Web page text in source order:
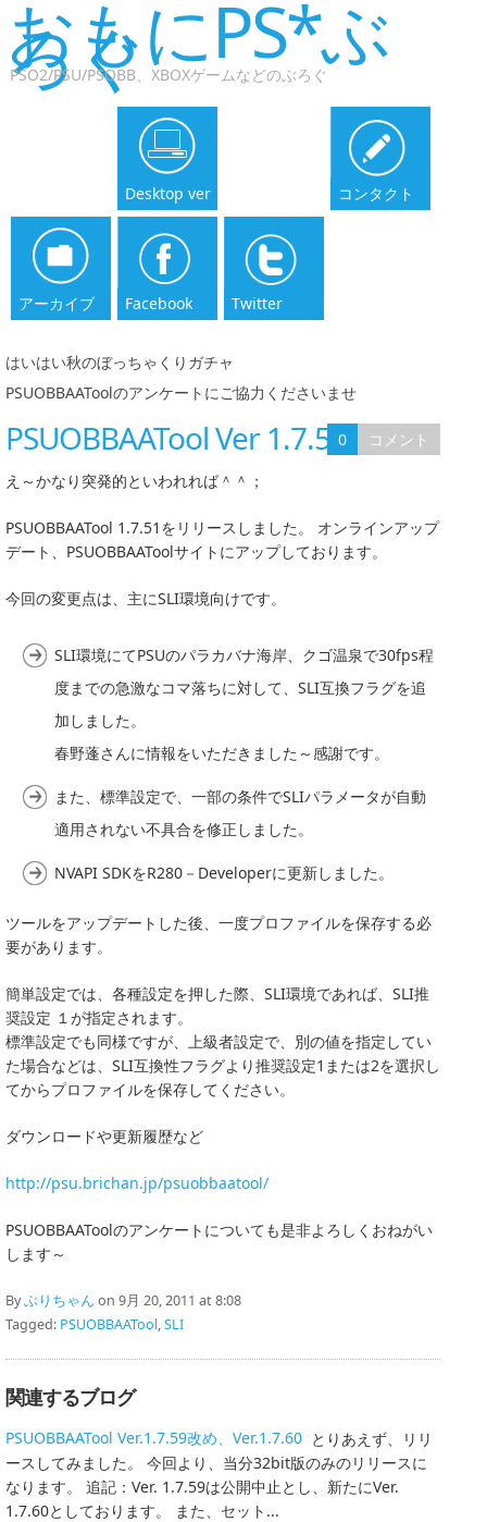
おもにPS*ぶ
ろぐ
PSO2/PSU/PSOBB、XBOXゲームなどのぶろぐ
Desktop ver コンタクト
アーカイブ Facebook Twitter
はいはい秋のぼっちゃくりガチャ
PSUOBBAAToolのアンケートにご協力くださいませ
PSUOBBAATool Ver 1.7.51
0
コメント
え～かなり突発的といわれれば＾＾；
PSUOBBAATool 1.7.51をリリースしました。 オンラインアップ
デート、PSUOBBAAToolサイトにアップしております。
今回の変更点は、主にSLI環境向けです。
SLI環境にてPSUのパラカバナ海岸、クゴ温泉で30fps程
度までの急激なコマ落ちに対して、SLI互換フラグを追
加しました。
春野蓬さんに情報をいただきました～感謝です。
また、標準設定で、一部の条件でSLIパラメータが自動
適用されない不具合を修正しました。
NVAPI SDKをR280－Developerに更新しました。
ツールをアップデートした後、一度プロファイルを保存する必
要があります。
簡単設定では、各種設定を押した際、SLI環境であれば、SLI推
奨設定 １が指定されます。
標準設定でも同様ですが、上級者設定で、別の値を指定してい
た場合などは、SLI互換性フラグより推奨設定1または2を選択し
てからプロファイルを保存してください。
ダウンロードや更新履歴など
http://psu.brichan.jp/psuobbaatool/
PSUOBBAAToolのアンケートについても是非よろしくおねがい
します～
Byぶりちゃん on 9月 20, 2011 at 8:08
Tagged: PSUOBBAATool,SLI
関連するブログ
PSUOBBAATool Ver.1.7.59改め、Ver.1.7.60 とりあえず、リリ
ースしてみました。 今回より、当分32bit版のみのリリースに
なります。 追記：Ver. 1.7.59は公開中止とし、新たにVer.
1.7.60としております。 また、セット...